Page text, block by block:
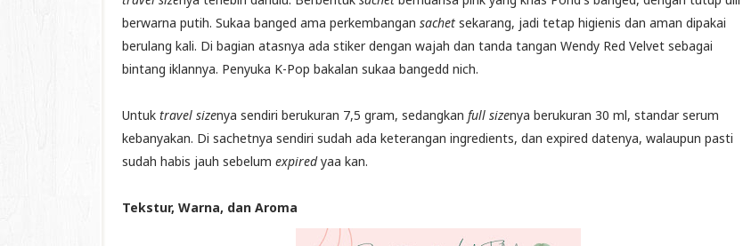
berwarna putih. Sukaa banged ama perkembangan sachet sekarang, jadi tetap higienis dan aman dipakai
berulang kali. Di bagian atasnya ada stiker dengan wajah dan tanda tangan Wendy Red Velvet sebagai
bintang iklannya. Penyuka K-Pop bakalan sukaa bangedd nich.
Untuk travel sizenya sendiri berukuran 7,5 gram, sedangkan full sizenya berukuran 30 ml, standar serum
kebanyakan. Di sachetnya sendiri sudah ada keterangan ingredients, dan expired datenya, walaupun pasti
sudah habis jauh sebelum expiredyaa kan.
Tekstur, Warna, dan Aroma